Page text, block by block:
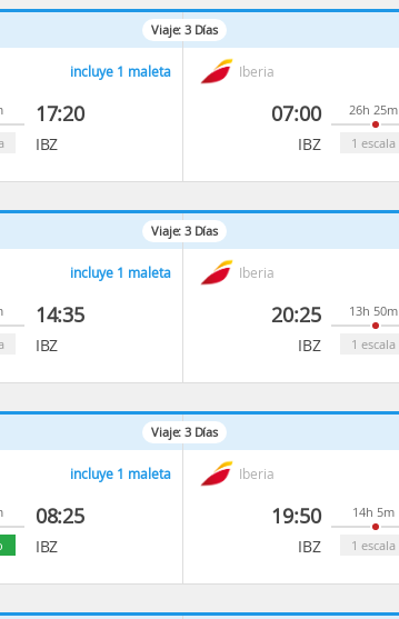
Viaje: 3 Días
incluye 1 maleta
17:20
IBZ
Iberia
07:00
IBZ
26h 25m
1 escala
Viaje: 3 Días
incluye 1 maleta
14:35
IBZ
Iberia
20:25
IBZ
13h 50m
1 escala
Viaje: 3 Días
incluye 1 maleta
08:25
IBZ
Iberia
19:50
IBZ
14h 5m
1 escala